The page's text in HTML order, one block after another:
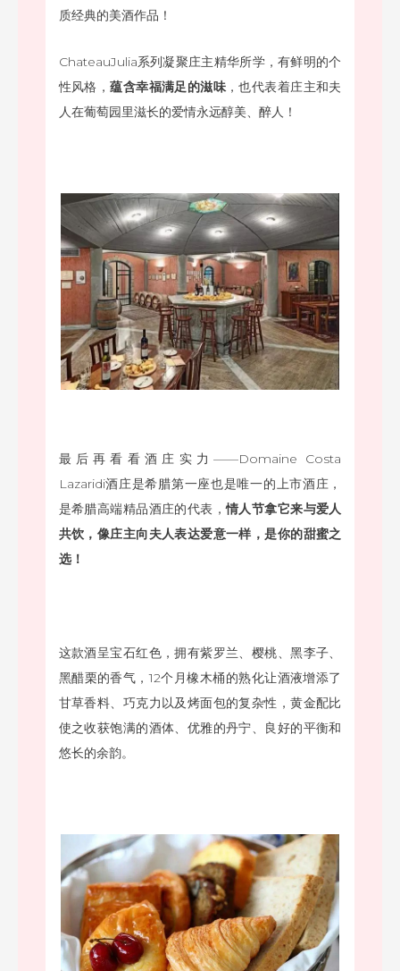
质经典的美酒作品！
ChateauJulia系列凝聚庄主精华所学，有鲜明的个
性风格，蕴含幸福满足的滋味，也代表着庄主和夫
人在葡萄园里滋长的爱情永远醇美、醉人！
最后再看看酒庄实力——Domaine Costa
Lazaridi酒庄是希腊第一座也是唯一的上市酒庄，
是希腊高端精品酒庄的代表，情人节拿它来与爱人
共饮， 像庄主向夫人表达爱意一样，是你的甜蜜之
选！
这款酒呈宝石红色，拥有紫罗兰、樱桃、黑李子、
黑醋栗的香气，12个月橡木桶的熟化让酒液增添了
甘草香料、巧克力以及烤面包的复杂性，黄金配比
使之收获饱满的酒体、优雅的丹宁、良好的平衡和
悠长的余韵。